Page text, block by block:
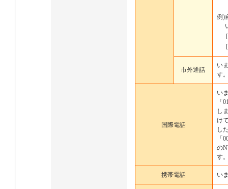
例)
市外通話
い
す
国際電話
い
「
し
け
し
「
の
す
携帯電話 い